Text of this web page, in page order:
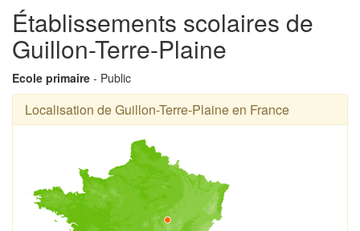
Établissements scolaires de
Guillon-Terre-Plaine
Ecole primaire - Public
Localisation de Guillon-Terre-Plaine en France